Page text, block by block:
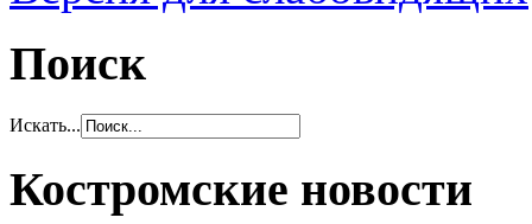
Поиск
Искать...
Костромские новости